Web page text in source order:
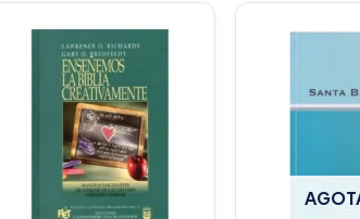
price
was:
$115.500.
Current